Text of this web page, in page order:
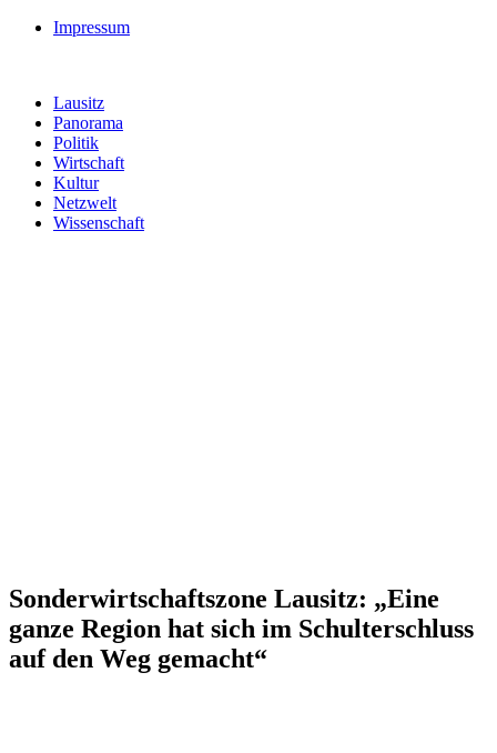
Impressum
Lausitz
Panorama
Politik
Wirtschaft
Kultur
Netzwelt
Wissenschaft
Sonderwirtschaftszone Lausitz: „Eine
ganze Region hat sich im Schulterschluss
auf den Weg gemacht“